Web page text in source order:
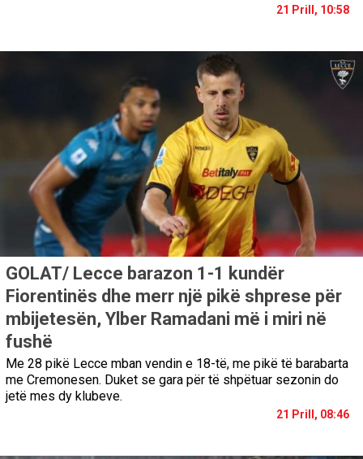
21 Prill, 10:58
GOLAT/ Lecce barazon 1-1 kundër
Fiorentinës dhe merr një pikë shprese për
mbijetesën, Ylber Ramadani më i miri në
fushë
Me 28 pikë Lecce mban vendin e 18-të, me pikë të barabarta
me Cremonesen. Duket se gara për të shpëtuar sezonin do
jetë mes dy klubeve.
21 Prill, 08:46